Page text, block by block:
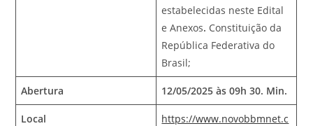
estabelecidas neste Edital
e Anexos. Constituição da
República Federativa do
Brasil;
Abertura 12/05/2025 às 09h 30. Min.
Local
https://www.novobbmnet.c